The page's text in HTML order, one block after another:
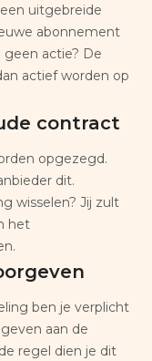
uitgebreide
abonnement
actie? De
actief worden op
contract
opgezegd.
dit.
wisselen? Jij zult
het
ben je verplicht
aan de
regel dien je dit